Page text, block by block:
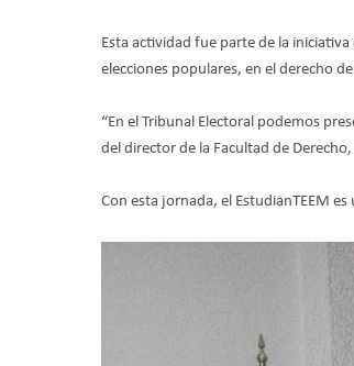
Esta actividad fue parte de la
elecciones populares, en el derecho
“En el Tribunal Electoral podemos
del director de la Facultad de
Con esta jornada, el EstudianTEEM